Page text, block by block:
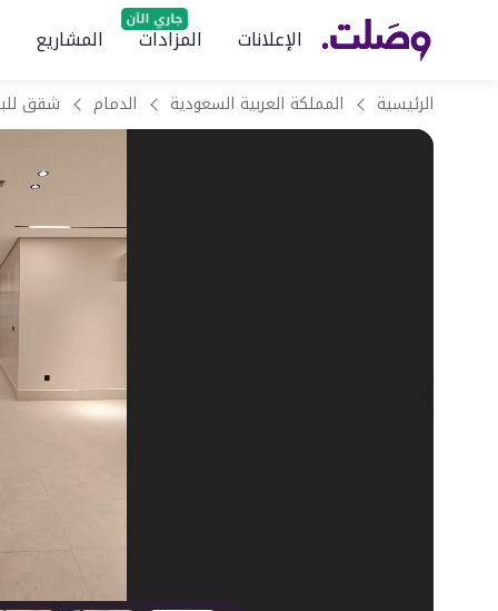
الإعلانات المزادات المشاريع
الرئيسية المملكة العربية السعودية الدمام